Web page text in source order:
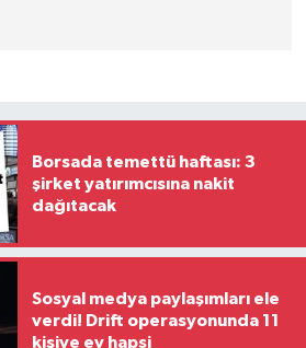
Borsada temettü haftası: 3
şirket yatırımcısına nakit
dağıtacak
Sosyal medya paylaşımları ele
verdi! Drift operasyonunda 11
kişiye ev hapsi